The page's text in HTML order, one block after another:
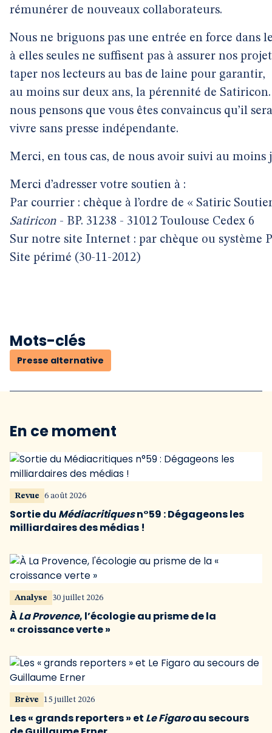
rémunérer de nouveaux collaborateurs.
Nous ne briguons pas une entrée en force dans
à elles seules ne suffisent pas à assurer nos
taper nos lecteurs au bas de laine pour garantir,
au moins sur deux ans, la pérennité de Satiricon.
nous pensons que vous êtes convaincus qu’il
vivre sans presse indépendante.
Merci, en tous cas, de nous avoir suivi au moins
Merci d’adresser votre soutien à :
Par courrier : chèque à l’ordre de « Satiric
Satiricon - BP. 31238 - 31012 Toulouse Cedex 6
Sur notre site Internet : par chèque ou système
Site périmé (30-11-2012)
Mots-clés
Presse alternative
En ce moment
Revue 6 août 2026
Sortie du Médiacritiquesn°59 : Dégageons les
milliardaires des médias !
Analyse 30 juillet 2026
ÀLa Provence, l’écologie au prisme de la
« croissance verte »
Brève 15 juillet 2026
Les « grands reporters » et Le Figaroau secours